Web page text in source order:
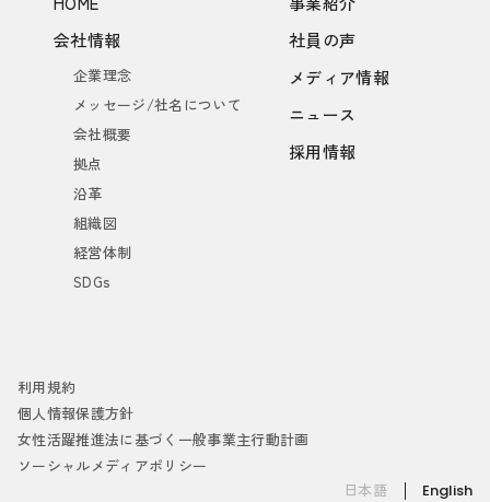
会社情報
企業理念
メッセージ/社名について
会社概要
拠点
沿革
組織図
経営体制
SDGs
社員の声
メディア情報
ニュース
採用情報
利用規約
個人情報保護方針
女性活躍推進法に基づく一般事業主行動計画
ソーシャルメディアポリシー
日本語
English